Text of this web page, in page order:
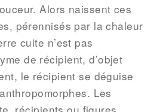
Alors naissent ces
pérennisés par la chaleur
cuite n’est pas
de récipient, d’objet
le récipient se déguise
Les